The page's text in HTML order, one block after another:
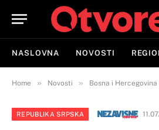
NASLOVNA NOVOSTI
Home » Novosti » Bosna i Hercegovina
REPUBLIKA SRPSKA